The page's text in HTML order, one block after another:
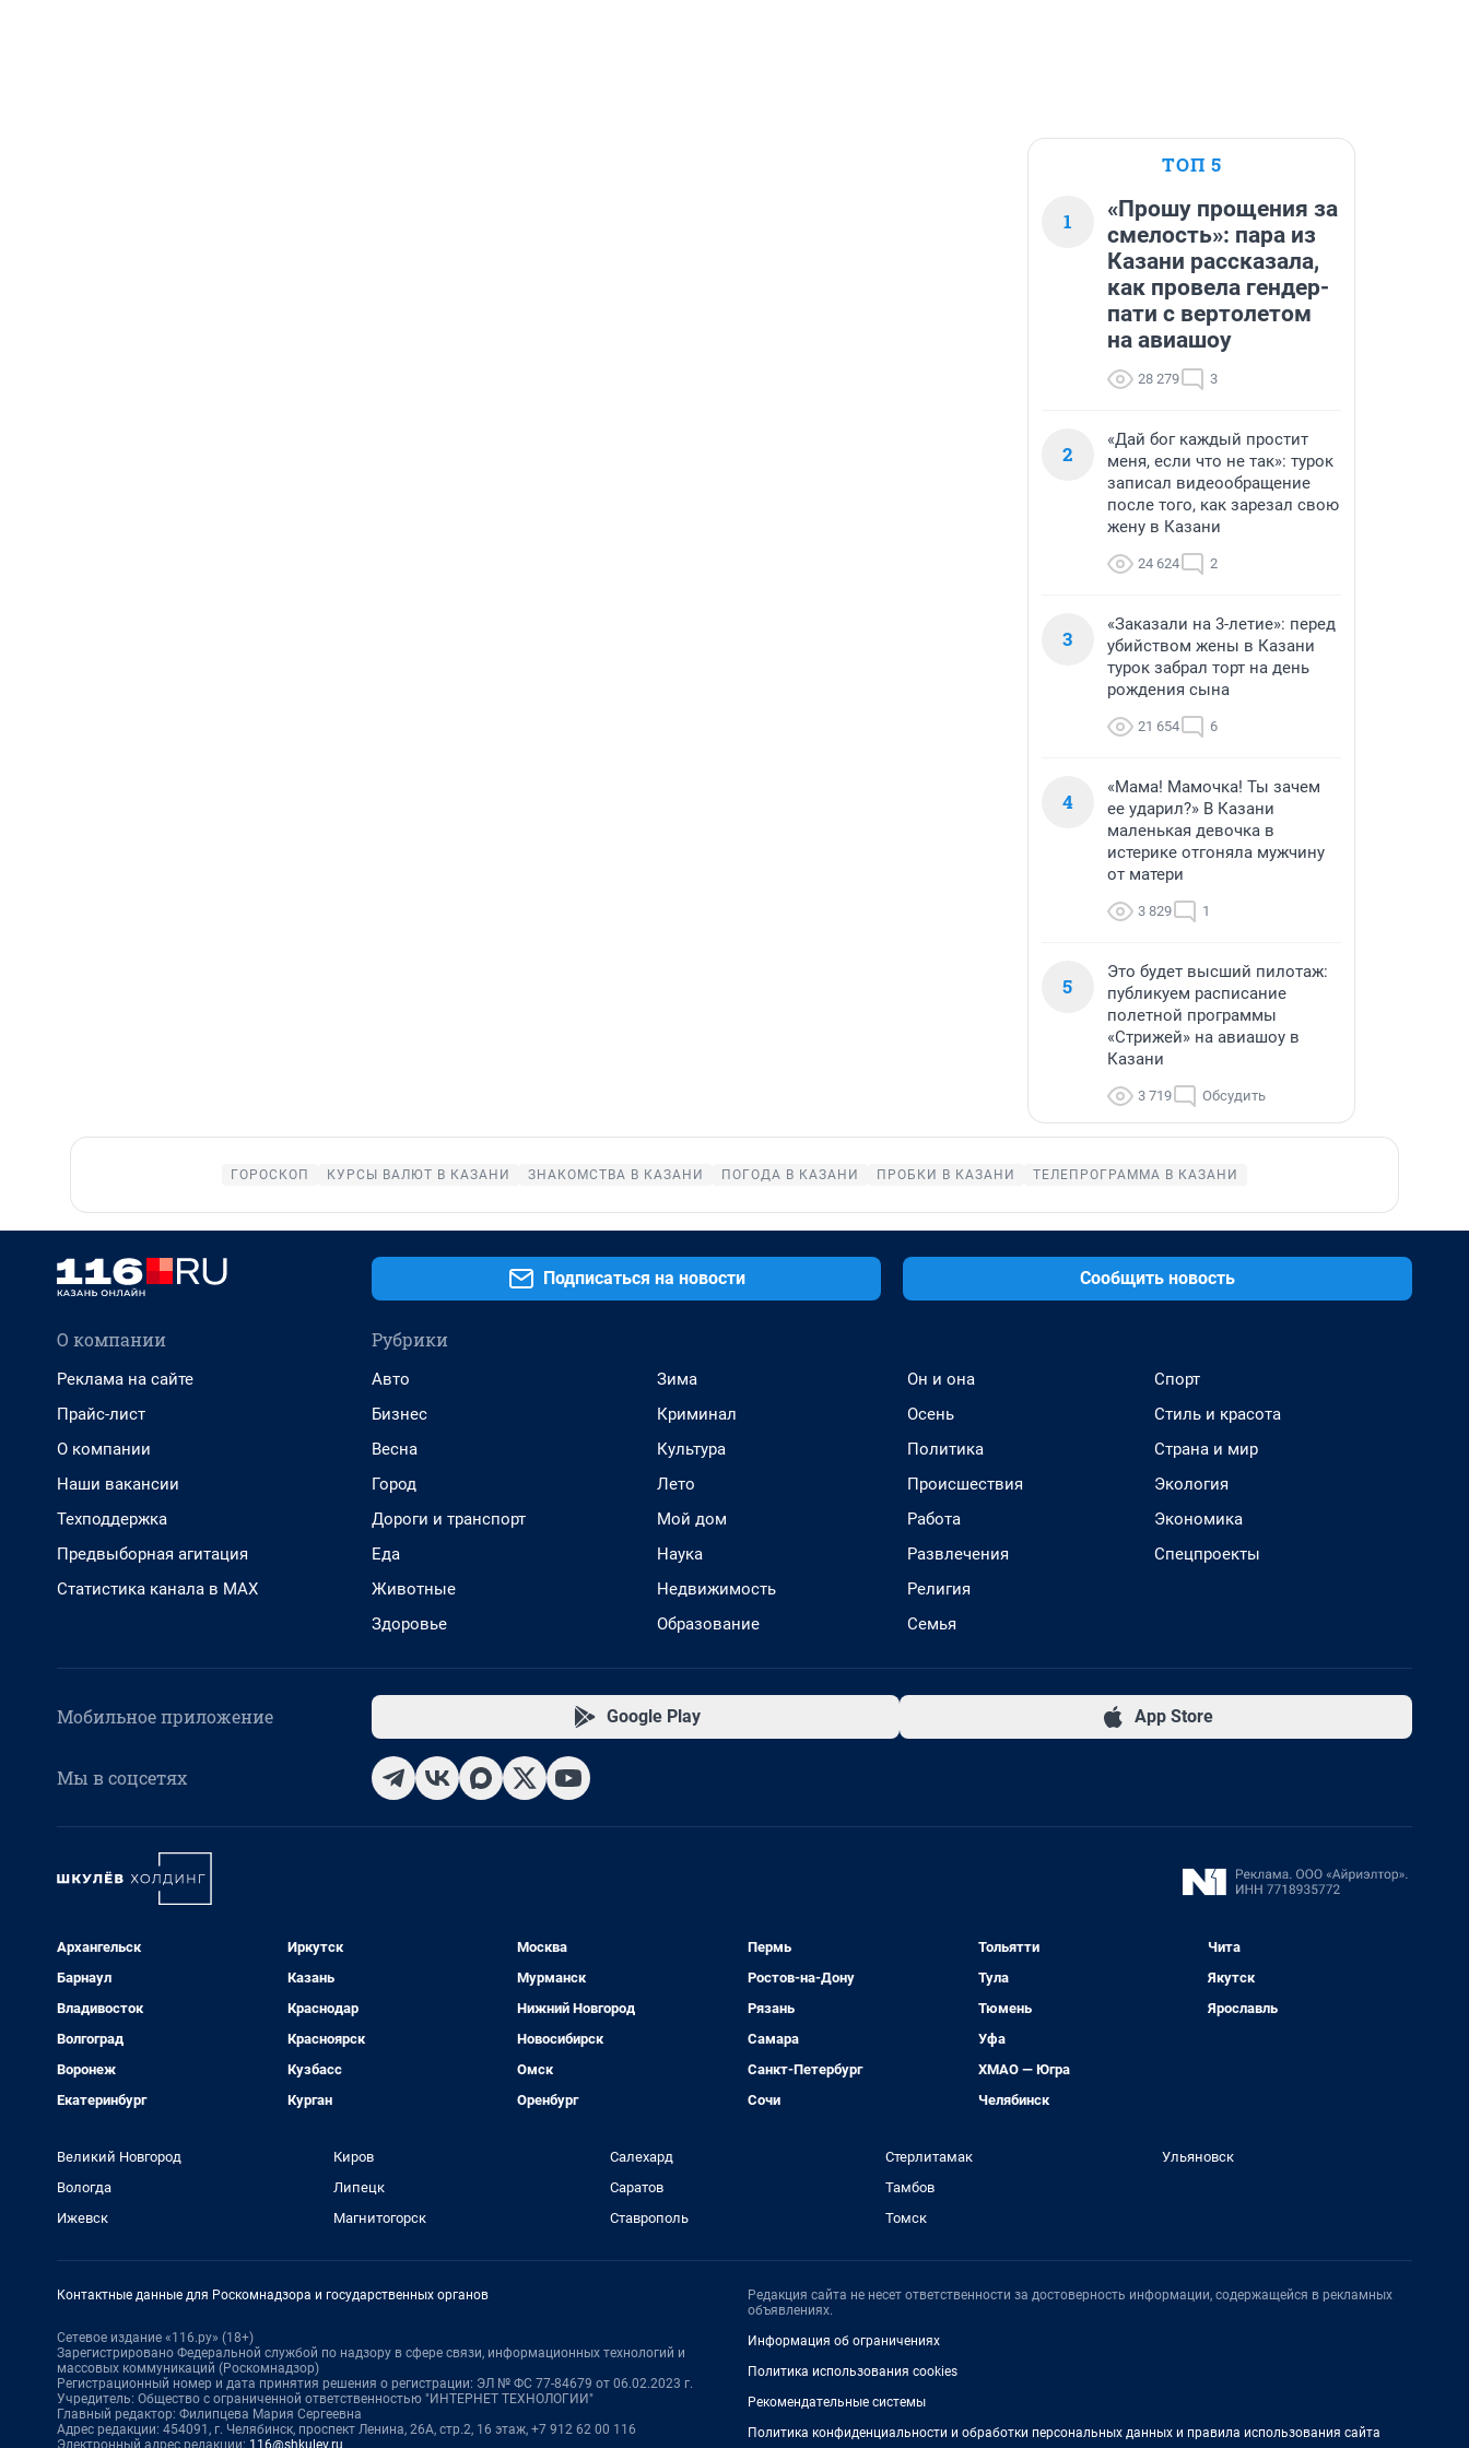
ТОП 5
1
«Прошу прощения за
смелость»: пара из
Казани рассказала,
как провела гендер-
пати с вертолетом
на авиашоу
28 279 3
2
«Дай бог каждый простит
меня, если что не так»: турок
записал видеообращение
после того, как зарезал свою
жену в Казани
24 624 2
3
«Заказали на 3-летие»: перед
убийством жены в Казани
турок забрал торт на день
рождения сына
21 654 6
4
«Мама! Мамочка! Ты зачем
ее ударил?» В Казани
маленькая девочка в
истерике отгоняла мужчину
от матери
3 829 1
5
Это будет высший пилотаж:
публикуем расписание
полетной программы
«Стрижей» на авиашоу в
Казани
3 719 Обсудить
ГОРОСКОП КУРСЫ ВАЛЮТ В КАЗАНИ ЗНАКОМСТВА В КАЗАНИ ПОГОДА В КАЗАНИ ПРОБКИ В КАЗАНИ ТЕЛЕПРОГРАММА В КАЗАНИ
Подписаться на новости Сообщить новость
О компании
Реклама на сайте
Прайс-лист
О компании
Наши вакансии
Техподдержка
Предвыборная агитация
Статистика канала в MAX
Рубрики
Авто
Бизнес
Весна
Город
Дороги и транспорт
Еда
Животные
Здоровье
Зима
Криминал
Культура
Лето
Мой дом
Наука
Недвижимость
Образование
Он и она
Осень
Политика
Происшествия
Работа
Развлечения
Религия
Семья
Спорт
Стиль и красота
Страна и мир
Экология
Экономика
Спецпроекты
Мобильное приложение Google Play App Store
Мы в соцсетях
Архангельск
Барнаул
Владивосток
Волгоград
Воронеж
Екатеринбург
Иркутск
Казань
Краснодар
Красноярск
Кузбасс
Курган
Москва
Мурманск
Нижний Новгород
Новосибирск
Омск
Оренбург
Пермь
Ростов-на-Дону
Рязань
Самара
Санкт-Петербург
Сочи
Тольятти
Тула
Тюмень
Уфа
ХМАО — Югра
Челябинск
Чита
Якутск
Ярославль
Великий Новгород
Вологда
Ижевск
Киров
Липецк
Магнитогорск
Салехард
Саратов
Ставрополь
Стерлитамак
Тамбов
Томск
Ульяновск
Контактные данные для Роскомнадзора и государственных органов
Сетевое издание «116.ру» (18+)
Зарегистрировано Федеральной службой по надзору в сфере связи, информационных технологий и
массовых коммуникаций (Роскомнадзор)
Регистрационный номер и дата принятия решения о регистрации: ЭЛ № ФС 77-84679 от 06.02.2023 г.
Учредитель: Общество с ограниченной ответственностью "ИНТЕРНЕТ ТЕХНОЛОГИИ"
Главный редактор: Филипцева Мария Сергеевна
Адрес редакции: 454091, г. Челябинск, проспект Ленина, 26А, стр.2, 16 этаж, +7 912 62 00 116
Электронный адрес редакции: 116@shkulev.ru
Редакция сайта не несет ответственности за достоверность информации, содержащейся в рекламных
объявлениях.
Информация об ограничениях
Политика использования cookies
Рекомендательные системы
Политика конфиденциальности и обработки персональных данных и правила использования сайта